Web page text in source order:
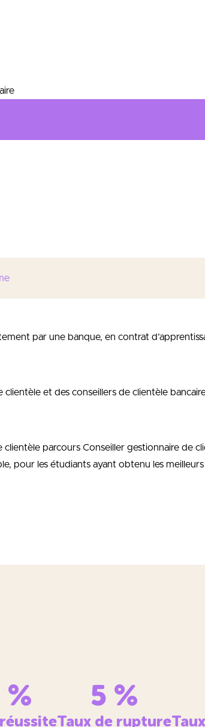
par une banque, en contrat
et des conseillers de clientèle
parcours Conseiller gestionnaire de
pour les étudiants ayant obtenu les
% 5 %
Taux de rupture